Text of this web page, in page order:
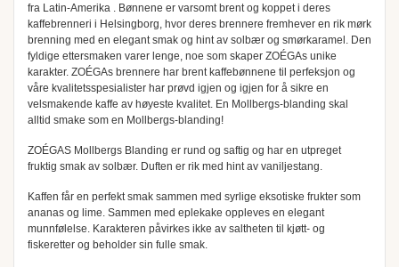
fra Latin-Amerika . Bønnene er varsomt brent og koppet i deres
kaffebrenneri i Helsingborg, hvor deres brennere fremhever en rik mørk
brenning med en elegant smak og hint av solbær og smørkaramel. Den
fyldige ettersmaken varer lenge, noe som skaper ZOÉGAs unike
karakter. ZOÉGAs brennere har brent kaffebønnene til perfeksjon og
våre kvalitetsspesialister har prøvd igjen og igjen for å sikre en
velsmakende kaffe av høyeste kvalitet. En Mollbergs-blanding skal
alltid smake som en Mollbergs-blanding!
ZOÉGAS Mollbergs Blanding er rund og saftig og har en utpreget
fruktig smak av solbær. Duften er rik med hint av vaniljestang.
Kaffen får en perfekt smak sammen med syrlige eksotiske frukter som
ananas og lime. Sammen med eplekake oppleves en elegant
munnfølelse. Karakteren påvirkes ikke av saltheten til kjøtt- og
fiskeretter og beholder sin fulle smak.